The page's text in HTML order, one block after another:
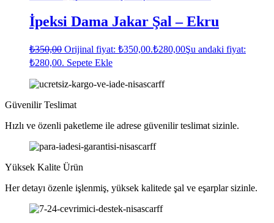
İpeksi Dama Jakar Şal – Ekru
₺350,00 Orijinal fiyat: ₺350,00.₺280,00Şu andaki fiyat:
₺280,00. Sepete Ekle
Güvenilir Teslimat
Hızlı ve özenli paketleme ile adrese güvenilir teslimat sizinle.
Yüksek Kalite Ürün
Her detayı özenle işlenmiş, yüksek kalitede şal ve eşarplar sizinle.